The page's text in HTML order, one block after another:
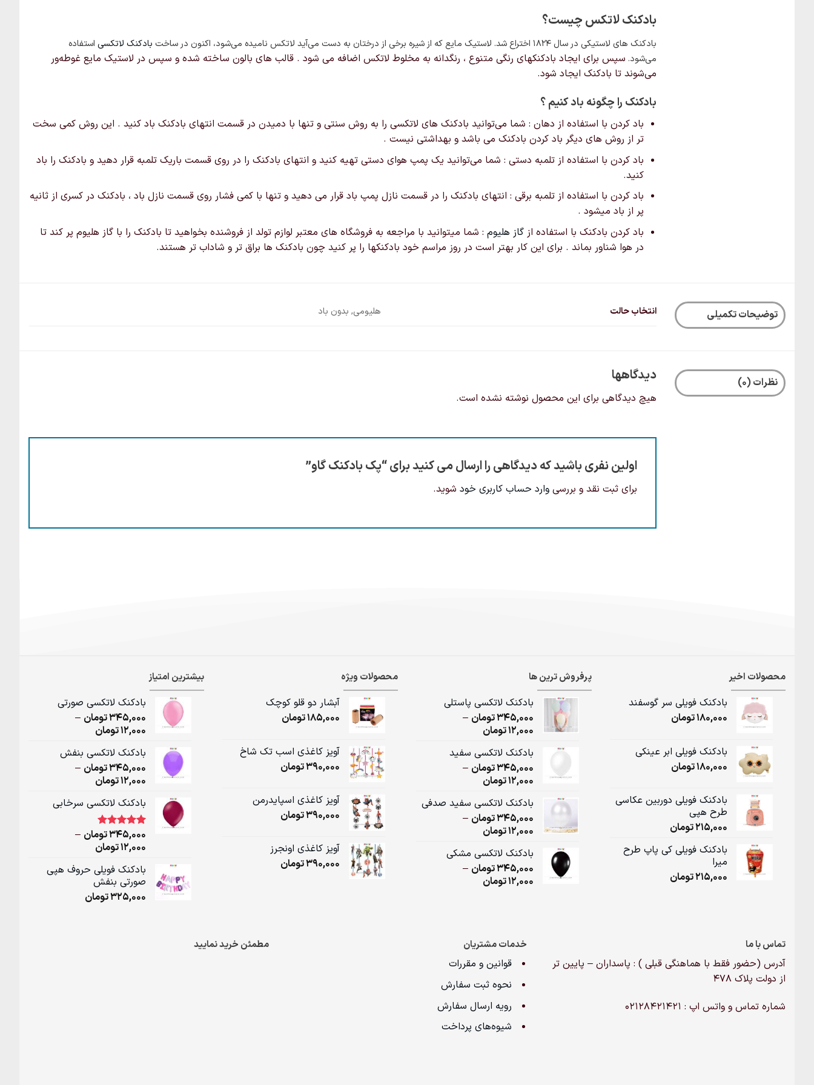
صفحه
محصول
انتخاب
صفحه
محصول
انتخاب
بادکنک لاتکس چیست؟
بادکنک های لاستیکی در سال ۱۸۲۴ اختراع شد. لاستیک مایع که از شیره برخی از درختان به دست می‌آید لاتکس نامیده می‌شود، اکنون در ساخت بادکنک لاتکسی استفاده
می‌شود. سپس برای ایجاد بادکنکهای رنگی متنوع ، رنگدانه به مخلوط لاتکس اضافه می شود . قالب های بالون ساخته شده و سپس در لاستیک مایع غوطه‌ور
می‌شوند تا بادکنک ایجاد شود.
بادکنک را چگونه باد کنیم ؟
باد کردن با استفاده از دهان : شما می‌توانید بادکنک های لاتکسی را به روش سنتی و تنها با دمیدن در قسمت انتهای بادکنک باد کنید . این روش کمی سخت
تر از روش های دیگر باد کردن بادکنک می باشد و بهداشتی نیست .
باد کردن با استفاده از تلمبه دستی : شما می‌توانید یک پمپ هوای دستی تهیه کنید و انتهای بادکنک را در روی قسمت باریک تلمبه قرار دهید و بادکنک را باد
کنید.
باد کردن با استفاده از تلمبه برقی : انتهای بادکنک را در قسمت نازل پمپ باد قرار می دهید و تنها با کمی فشار روی قسمت نازل باد ، بادکنک در کسری از ثانیه
پر از باد میشود .
باد کردن بادکنک با استفاده ازگاز هلیوم : شما میتوانید با مراجعه به فروشگاه های معتبر لوازم تولد از فروشنده بخواهید تا بادکنک را با گاز هلیوم پر کند تا
در هوا شناور بماند . برای این کار بهتر است در روز مراسم خود بادکنکها را پر کنید چون بادکنک ها براق تر و شاداب تر هستند.
توضیحات تکمیلی انتخاب حالت هلیومی, بدون باد
نظرات (0) دیدگاهها
هیچ دیدگاهی برای این محصول نوشته نشده است.
اولین نفری باشید که دیدگاهی را ارسال می کنید برای “پک بادکنک گاو”
برای ثبت نقد و بررسیوارد حساب کاربری خود شوید.
محصولات اخیر
بادکنک فویلی سر گوسفند
180,000تومان
بادکنک فویلی ابر عینکی
180,000تومان
بادکنک فویلی دوربین عکاسی
طرح هپی
215,000تومان
بادکنک فویلی کی پاپ طرح
میرا
215,000تومان
پرفروش ترین ها
بادکنک لاتکسی پاستلی
345,000تومان –
12,000تومانPrice
12,000تومان
through
345,000تومان
بادکنک لاتکسی سفید
345,000تومان –
12,000تومانPrice
12,000تومان
through
345,000تومان
بادکنک لاتکسی سفید صدفی
345,000تومان –
12,000تومانPrice
12,000تومان
through
345,000تومان
بادکنک لاتکسی مشکی
345,000تومان –
12,000تومانPrice
محصولات ویژه
آبشار دو قلو کوچک
185,000تومان
آویز کاغذی اسب تک شاخ
390,000تومان
آویز کاغذی اسپایدرمن
390,000تومان
آویز کاغذی اونجرز
390,000تومان
بیشترین امتیاز
بادکنک لاتکسی صورتی
345,000تومان –
12,000تومانPrice
12,000تومان
through
345,000تومان
بادکنک لاتکسی بنفش
345,000تومان –
12,000تومانPrice
12,000تومان
345,000تومان
بادکنک لاتکسی سرخابی
امتیاز5.00
1
مشتری
345,000تومان –
12,000تومانPrice
12,000تومان
through
345,000تومان
بادکنک فویلی حروف هپی
صورتی بنفش
325,000تومان
تماس با ما
آدرس (حضور فقط با هماهنگی قبلی ) : پاسداران – پایین تر
از دولت پلاک ۴۷۸
شماره تماس و واتس اپ : 02128421421
خدمات مشتریان
قوانین و مقررات
نحوه ثبت سفارش
رویه ارسال سفارش
شیوه‌های پرداخت
مطمئن خرید نمایید